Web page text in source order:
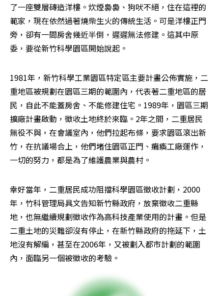
了一座雙層磚造洋樓。炊煙裊裊、狗吠不絕，住在這裡的
範家，現在依然過著燒柴生火的傳統生活。可是洋樓正門
旁，卻有一間房舍幾近半倒，遲遲無法修建。這其中原
委，要從新竹科學園區開始說起。
1981年，新竹科學工業園區特定區主要計畫公佈實施，二
重地區被規劃在園區三期的範圍內，代表著二重地區的居
民，自此不能蓋房舍、不能修建住宅。1989年，園區三期
擴廠計畫啟動，徵收土地終於來臨。2年之間，二重居民
無役不與，在會議室內，他們拉起布條，要求園區滾出新
竹，在抗議場合上，他們堵住園區正門、癱瘓工廠運作，
一切的努力，都是為了維護農業與農村。
幸好當年，二重居民成功阻擋科學園區徵收計劃，2000
年，竹科管理局具文告知新竹縣政府，放棄徵收二重縣
地，也無繼續規劃徵收作為高科技產業使用的計畫。但是
二重土地的災難卻沒有停止，在新竹縣政府的拖延下，土
地沒有解編，甚至在2006年，又被劃入都市計劃的範圍
內，面臨另一個被徵收的考驗。